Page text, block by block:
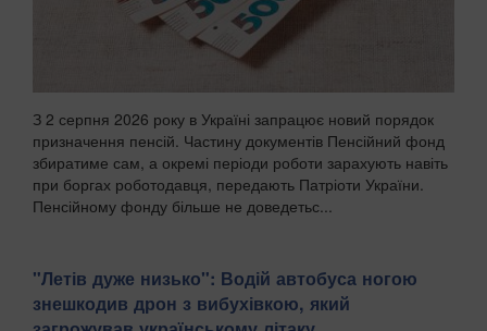
З 2 серпня 2026 року в Україні запрацює новий порядок
призначення пенсій. Частину документів Пенсійний фонд
збиратиме сам, а окремі періоди роботи зарахують навіть
при боргах роботодавця, передають Патріоти України.
Пенсійному фонду більше не доведетьс...
"Летів дуже низько": Водій автобуса ногою
знешкодив дрон з вибухівкою, який